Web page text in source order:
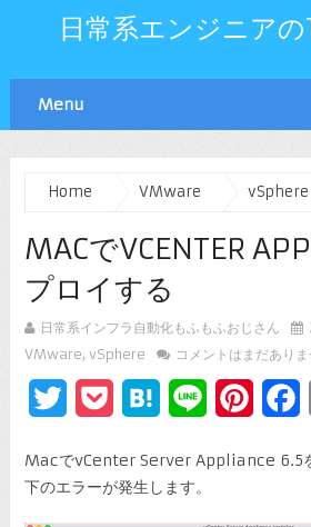
日常系エンジニア
Menu
Home VMware vSphere
MACでVCENTER
プロイする
日常系インフラ自動化もふもふおじさん
VMware, vSphere コメントはまだあり
TwitterPocketHatenaLine
MacでvCenter Server Appliance 6.5
下のエラーが発生します。